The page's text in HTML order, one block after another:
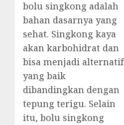
bolu singkong adalah
bahan dasarnya yang
sehat. Singkong kaya
akan karbohidrat dan
bisa menjadi alternatif
yang baik
dibandingkan dengan
tepung terigu. Selain
itu, bolu singkong